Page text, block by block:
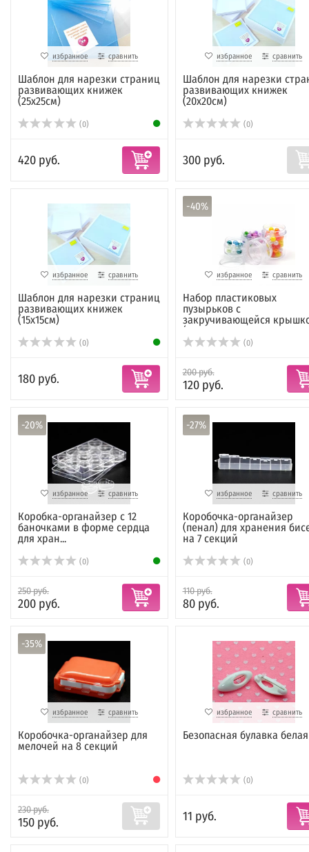
избранное сравнить
Шаблон для нарезки страниц
развивающих книжек
(25х25см)
(0)
420 руб.
избранное сравнить
Шаблон для нарезки
развивающих книжек
(20х20см)
(0)
300 руб.
избранное сравнить
Шаблон для нарезки страниц
развивающих книжек
(15х15см)
(0)
180 руб.
-40%
избранное сравнить
Набор пластиковых
пузырьков с
закручивающейся
(кр...
(0)
200 руб.
120 руб.
-20%
избранное сравнить
Коробка-органайзер с 12
баночками в форме сердца
для хран...
(0)
250 руб.
200 руб.
-27%
избранное сравнить
Коробочка-органайзер
(пенал) для хранения
на 7 секций
(0)
110 руб.
80 руб.
-35%
избранное сравнить
Коробочка-органайзер для
мелочей на 8 секций
(0)
230 руб.
150 руб.
избранное сравнить
Безопасная булавка белая
(0)
11 руб.